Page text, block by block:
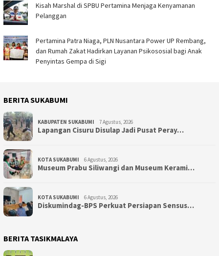
Kisah Marshal di SPBU Pertamina Menjaga Kenyamanan
Pelanggan
Pertamina Patra Niaga, PLN Nusantara Power UP Rembang,
dan Rumah Zakat Hadirkan Layanan Psikososial bagi Anak
Penyintas Gempa di Sigi
BERITA SUKABUMI
KABUPATEN SUKABUMI 7 Agustus, 2026
Lapangan Cisuru Disulap Jadi Pusat Peray…
KOTA SUKABUMI 6 Agustus, 2026
Museum Prabu Siliwangi dan Museum Kerami…
KOTA SUKABUMI 6 Agustus, 2026
Diskumindag-BPS Perkuat Persiapan Sensus…
BERITA TASIKMALAYA